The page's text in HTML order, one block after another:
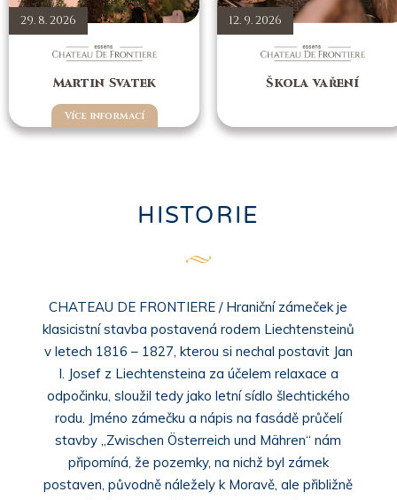
29. 8. 2026
Martin Svatek
Více informací
12. 9. 2026
Škola vaření
HISTORIE
CHATEAU DE FRONTIERE / Hraniční zámeček je
klasicistní stavba postavená rodem Liechtensteinů
v letech 1816 – 1827, kterou si nechal postavit Jan
I. Josef z Liechtensteina za účelem relaxace a
odpočinku, sloužil tedy jako letní sídlo šlechtického
rodu. Jméno zámečku a nápis na fasádě průčelí
stavby „Zwischen Österreich und Mähren“ nám
připomíná, že pozemky, na nichž byl zámek
postaven, původně náležely k Moravě, ale přibližně